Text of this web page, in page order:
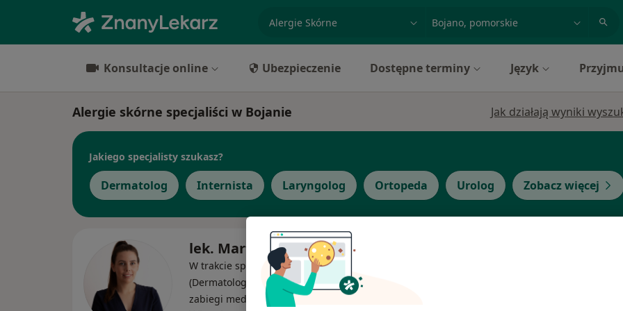
specjalizacja, badanie lub nazwisko
Konsultacje online Ubezpieczenie Dostępne terminy Język
Alergie skórne specjaliści w Bojanie Jak działają wyniki
Jakiego specjalisty szukasz?
Dermatolog Internista Laryngolog Ortopeda Urolog Zobacz więcej
lek. Marta Taube
W trakcie specjalizacji
(Dermatolog), Lekarz wykonujący
zabiegi medycyny estetycznej